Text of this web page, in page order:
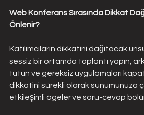
Web Konferans Sırasında Dikkat
Önlenir?
Katılımcıların dikkatini dağıtacak
sessiz bir ortamda toplantı yapın,
tutun ve gereksiz uygulamaları
dikkatini sürekli olarak sunumunuza
etkileşimli ögeler ve soru-cevap